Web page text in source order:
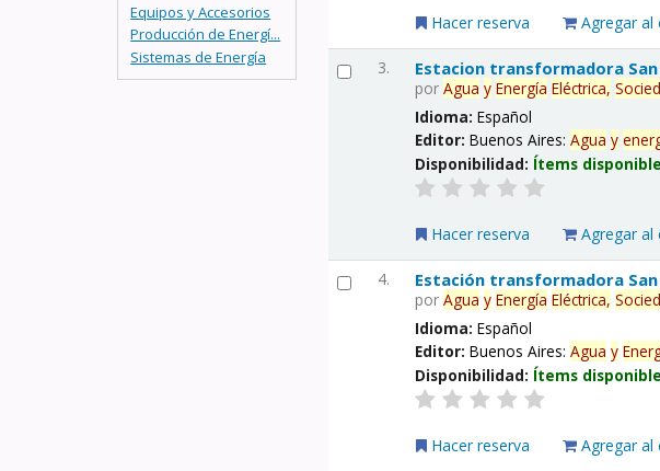
Equipos y Accesorios
Producción de Energí...
Sistemas de Energía
Hacer reserva Agregar al
3. Estacion transformadora
porAgua y Energía Eléctrica,
Idioma:Español
Editor:Buenos Aires:Agua y
Disponibilidad: Ítems
Hacer reserva Agregar al
4. Estación transformadora
porAgua y Energía Eléctrica,
Idioma:Español
Editor:Buenos Aires:Agua y
Disponibilidad: Ítems
Hacer reserva Agregar al